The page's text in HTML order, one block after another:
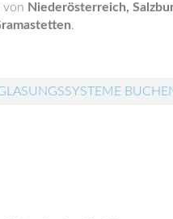
von Niederösterreich,
.